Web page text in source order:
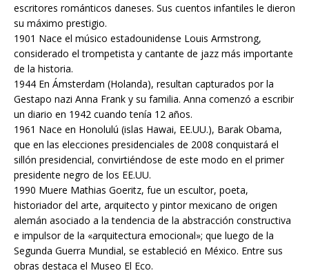
escritores románticos daneses. Sus cuentos infantiles le dieron
su máximo prestigio.
1901 Nace el músico estadounidense Louis Armstrong,
considerado el trompetista y cantante de jazz más importante
de la historia.
1944 En Ámsterdam (Holanda), resultan capturados por la
Gestapo nazi Anna Frank y su familia. Anna comenzó a escribir
un diario en 1942 cuando tenía 12 años.
1961 Nace en Honolulú (islas Hawai, EE.UU.), Barak Obama,
que en las elecciones presidenciales de 2008 conquistará el
sillón presidencial, convirtiéndose de este modo en el primer
presidente negro de los EE.UU.
1990 Muere Mathias Goeritz, fue un escultor, poeta,
historiador del arte, arquitecto y pintor mexicano de origen
alemán asociado a la tendencia de la abstracción constructiva
e impulsor de la «arquitectura emocional»; que luego de la
Segunda Guerra Mundial, se estableció en México. Entre sus
obras destaca el Museo El Eco.